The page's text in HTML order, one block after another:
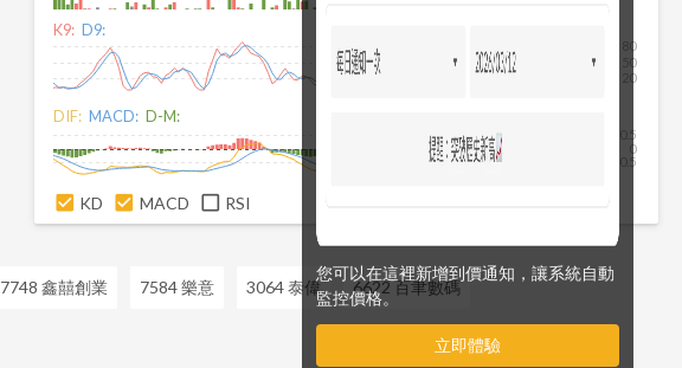
您可以在這裡新增到價通知，讓系統自動
監控價格。
立即體驗
K9: D9:
20
50
80
DIF: MACD: D-M:
-0.5
0
0.5
KD MACD RSI
7748 鑫囍創業 7584 樂意 3064 泰偉 6622 百聿數碼